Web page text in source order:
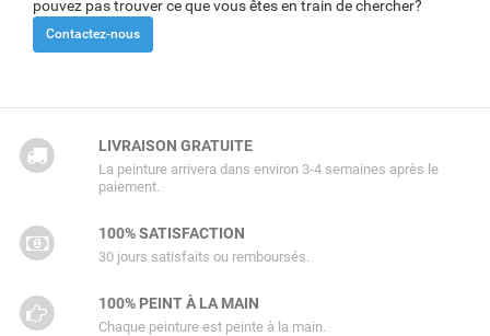
pouvez pas trouver ce que vous êtes en train de chercher?
Contactez-nous
LIVRAISON GRATUITE
La peinture arrivera dans environ 3-4 semaines après le
paiement.
100% SATISFACTION
30 jours satisfaits ou remboursés.
100% PEINT À LA MAIN
Chaque peinture est peinte à la main.